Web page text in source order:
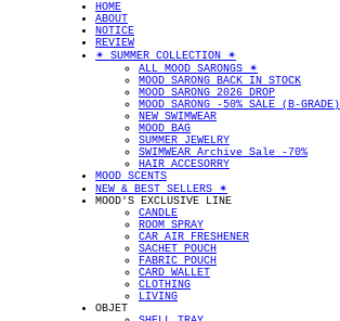
HOME
ABOUT
NOTICE
REVIEW
✴︎ SUMMER COLLECTION ✴︎
ALL MOOD SARONGS ✴︎
MOOD SARONG BACK IN STOCK
MOOD SARONG 2026 DROP
MOOD SARONG -50% SALE (B-GRADE)
NEW SWIMWEAR
MOOD BAG
SUMMER JEWELRY
SWIMWEAR Archive Sale -70%
HAIR ACCESORRY
MOOD SCENTS
NEW & BEST SELLERS ✴︎
MOOD'S EXCLUSIVE LINE
CANDLE
ROOM SPRAY
CAR AIR FRESHENER
SACHET POUCH
FABRIC POUCH
CARD WALLET
CLOTHING
LIVING
OBJET